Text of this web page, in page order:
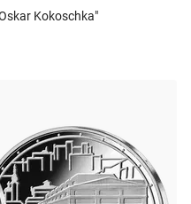
Kokoschka"